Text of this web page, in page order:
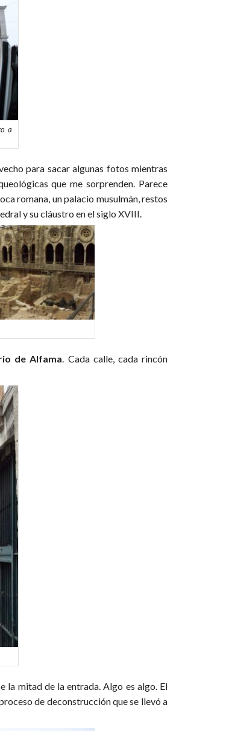
a
para sacar algunas fotos mientras
que me sorprenden. Parece
romana, un palacio musulmán, restos
y su cláustro en el siglo XVIII.
de Alfama. Cada calle, cada rincón
la mitad de la entrada. Algo es algo. El
de deconstrucción que se llevó a